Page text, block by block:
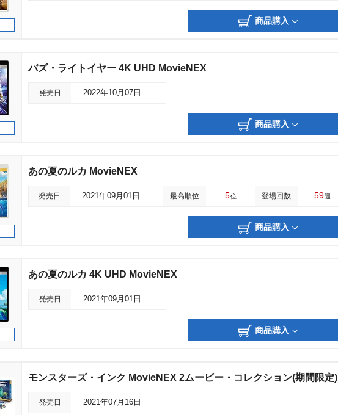
商品購入
バズ・ライトイヤー 4K UHD MovieNEX
発売日 2022年10月07日
商品購入
あの夏のルカ MovieNEX
発売日 2021年09月01日 最高順位 5位 登場回数 59週
商品購入
あの夏のルカ 4K UHD MovieNEX
発売日 2021年09月01日
商品購入
モンスターズ・インク MovieNEX 2ムービー・コレクション(期間限定)
発売日 2021年07月16日